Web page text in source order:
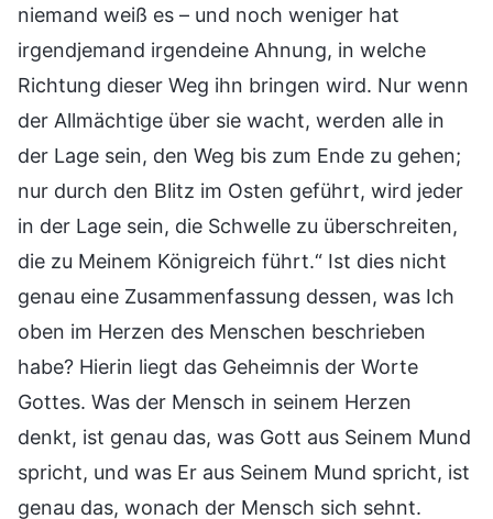
niemand weiß es – und noch weniger hat
irgendjemand irgendeine Ahnung, in welche
Richtung dieser Weg ihn bringen wird. Nur wenn
der Allmächtige über sie wacht, werden alle in
der Lage sein, den Weg bis zum Ende zu gehen;
nur durch den Blitz im Osten geführt, wird jeder
in der Lage sein, die Schwelle zu überschreiten,
die zu Meinem Königreich führt.“ Ist dies nicht
genau eine Zusammenfassung dessen, was Ich
oben im Herzen des Menschen beschrieben
habe? Hierin liegt das Geheimnis der Worte
Gottes. Was der Mensch in seinem Herzen
denkt, ist genau das, was Gott aus Seinem Mund
spricht, und was Er aus Seinem Mund spricht, ist
genau das, wonach der Mensch sich sehnt.